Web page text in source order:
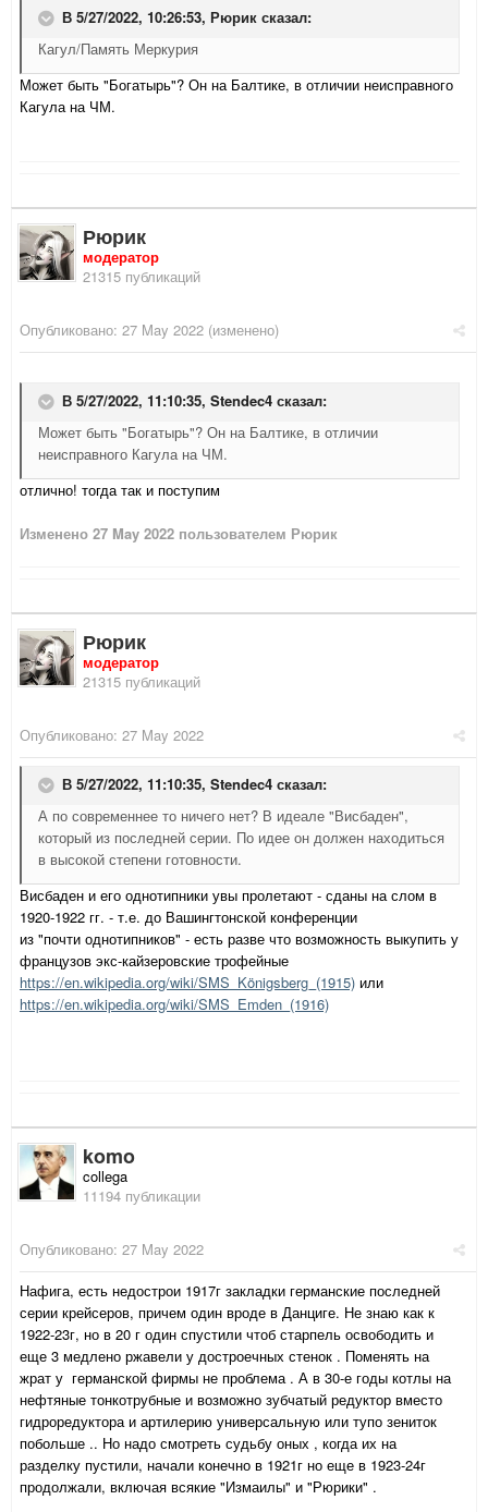
В 5/27/2022, 10:26:53, Рюрик сказал:
Кагул/Память Меркурия
Может быть "Богатырь"? Он на Балтике, в отличии неисправного
Кагула на ЧМ.
Рюрик
модератор
21315 публикаций
Опубликовано: 27 May 2022 (изменено)
В 5/27/2022, 11:10:35, Stendec4 сказал:
Может быть "Богатырь"? Он на Балтике, в отличии
неисправного Кагула на ЧМ.
отлично! тогда так и поступим
Изменено 27 May 2022 пользователем Рюрик
Рюрик
модератор
21315 публикаций
Опубликовано: 27 May 2022
В 5/27/2022, 11:10:35, Stendec4 сказал:
А по современнее то ничего нет? В идеале "Висбаден",
который из последней серии. По идее он должен находиться
в высокой степени готовности.
Висбаден и его однотипники увы пролетают - сданы на слом в
1920-1922 гг. - т.е. до Вашингтонской конференции
из "почти однотипников" - есть разве что возможность выкупить у
французов экс-кайзеровские трофейные
https://en.wikipedia.org/wiki/SMS_Königsberg_(1915) или
https://en.wikipedia.org/wiki/SMS_Emden_(1916)
komo
collega
11194 публикации
Опубликовано: 27 May 2022
Нафига, есть недострои 1917г закладки германские последней
серии крейсеров, причем один вроде в Данциге. Не знаю как к
1922-23г, но в 20 г один спустили чтоб старпель освободить и
еще 3 медлено ржавели у достроечных стенок . Поменять на
жрат у германской фирмы не проблема . А в 30-е годы котлы на
нефтяные тонкотрубные и возможно зубчатый редуктор вместо
гидроредуктора и артилерию универсальную или тупо зениток
побольше .. Но надо смотреть судьбу оных , когда их на
разделку пустили, начали конечно в 1921г но еще в 1923-24г
продолжали, включая всякие "Измаилы" и "Рюрики" .